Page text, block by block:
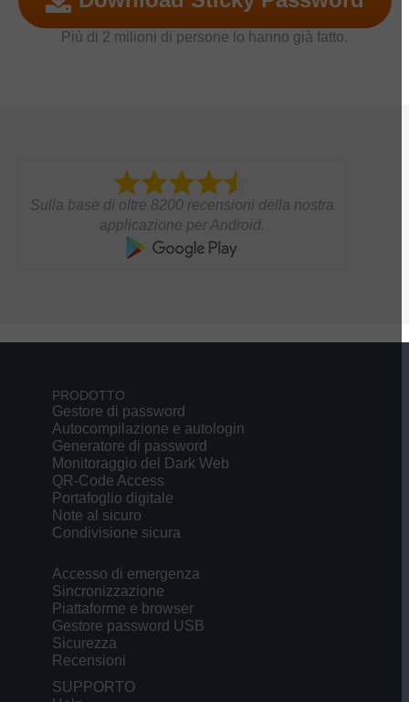
Più di 2 milioni di persone lo hanno già fatto.
Sulla base di oltre 8200 recensioni della nostra
applicazione per Android.
PRODOTTO
Gestore di password
Autocompilazione e autologin
Generatore di password
Monitoraggio del Dark Web
QR-Code Access
Portafoglio digitale
Note al sicuro
Condivisione sicura
Accesso di emergenza
Sincronizzazione
Piattaforme e browser
Gestore password USB
Sicurezza
Recensioni
SUPPORTO